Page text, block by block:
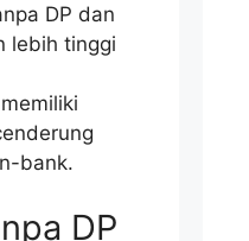
DP dan
lebih tinggi
bank.
DP